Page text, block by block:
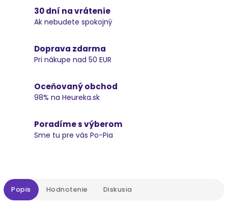
30 dní na vrátenie
Ak nebudete spokojný
Doprava zdarma
Pri nákupe nad 50 EUR
Oceňovaný obchod
98% na Heureka.sk
Poradíme s výberom
Sme tu pre vás Po-Pia
Popis Hodnotenie Diskusia